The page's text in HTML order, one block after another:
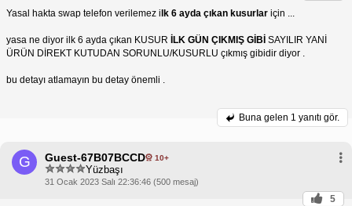
Yasal hakta swap telefon verilemez i lk 6 ayda çıkan kusurlar için ...
yasa ne diyor ilk 6 ayda çıkan KUSUR İLK GÜN ÇIKMIŞ GİBİ SAYILIR YANİ
ÜRÜN DİREKT KUTUDAN SORUNLU/KUSURLU çıkmış gibidir diyor .
bu detayı atlamayın bu detay önemli .
Buna gelen 1 yanıtı gör.
G Guest-67B07BCCD 10+
Yüzbaşı
31 Ocak 2023 Salı 22:36:46 (500 mesaj)
5